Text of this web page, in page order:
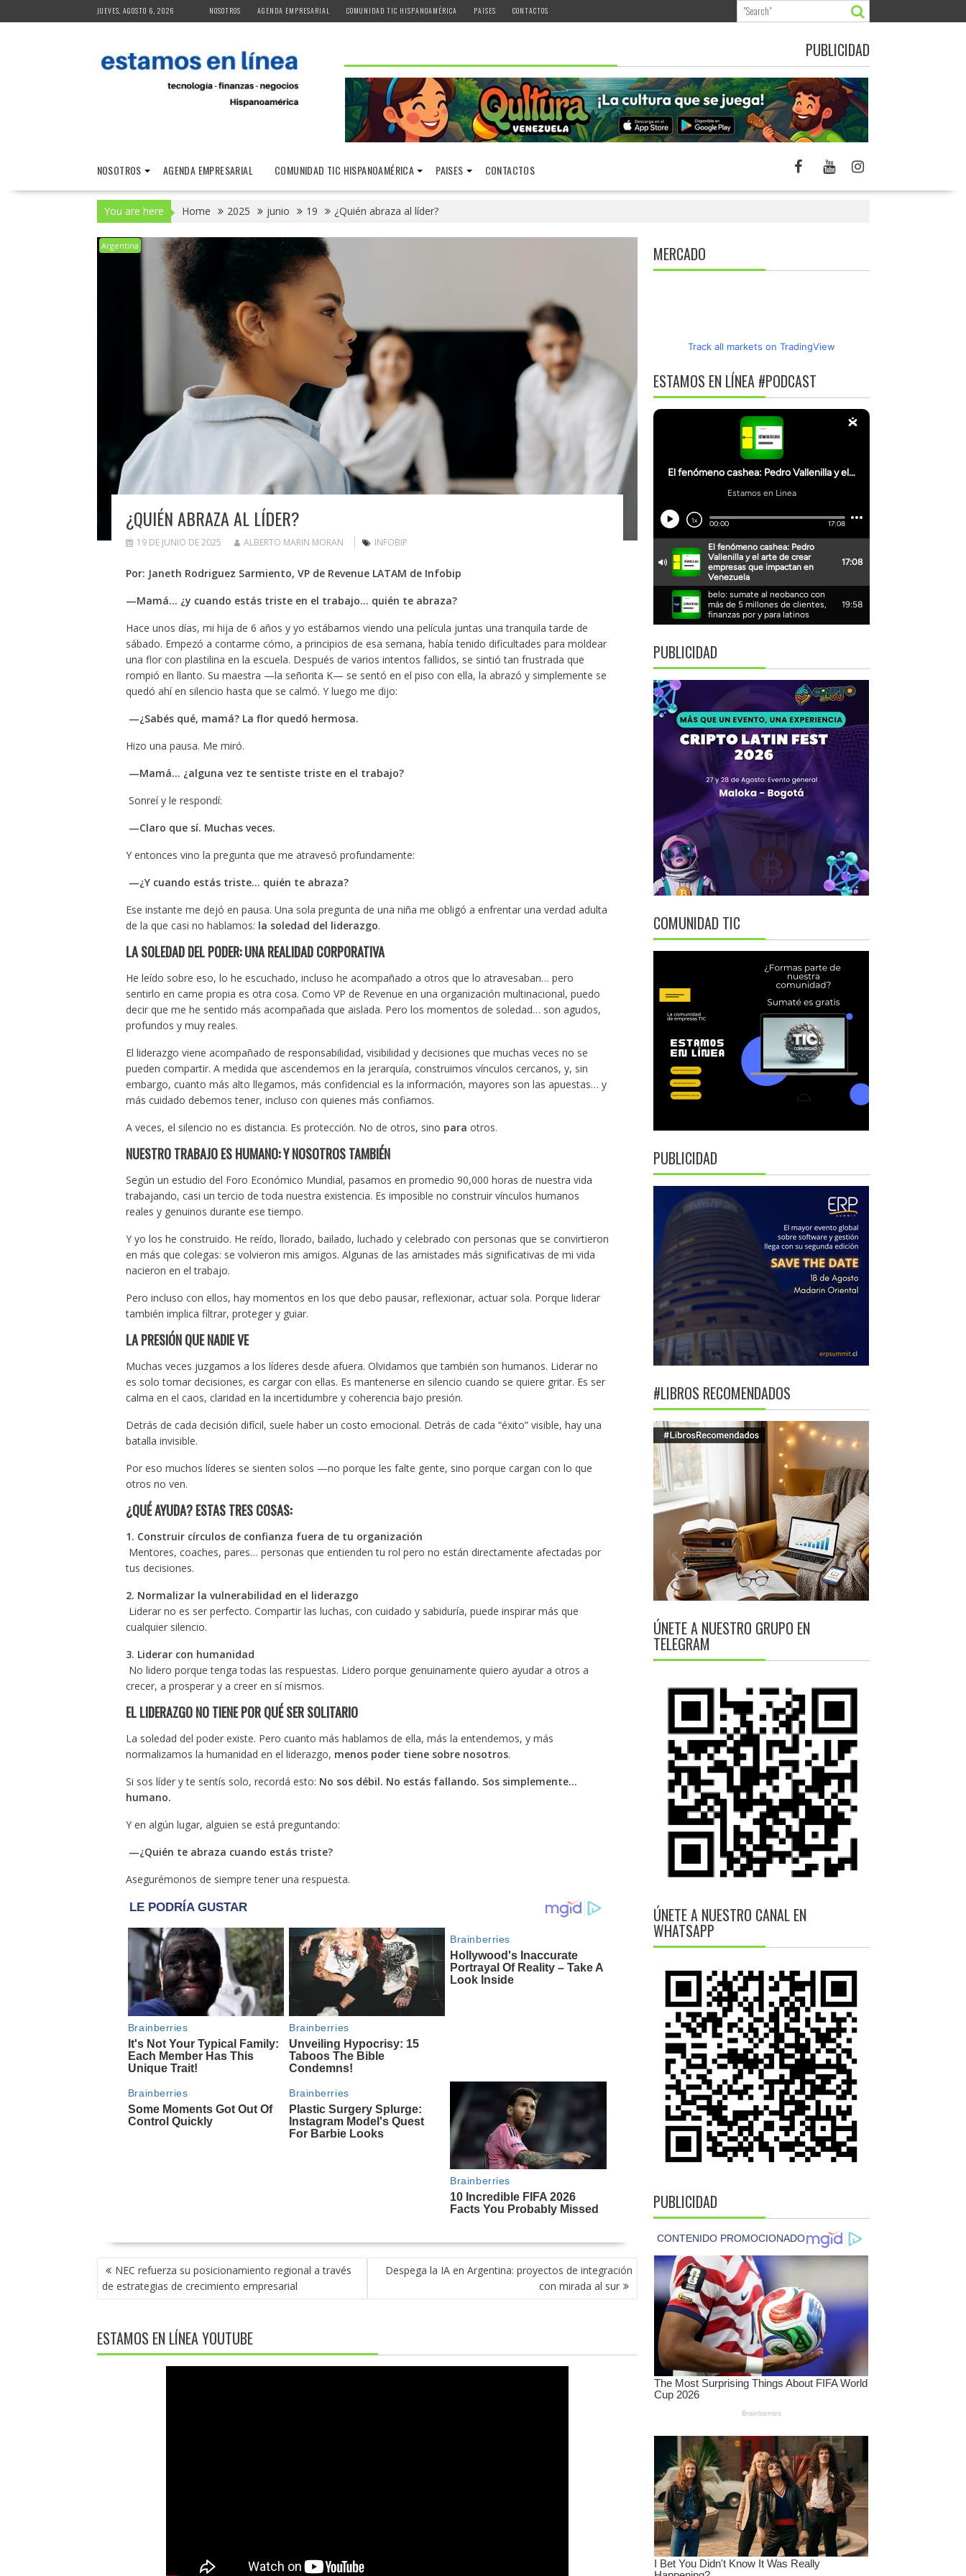
to
JUEVES, AGOSTO 6, 2026 NOSOTROS AGENDA EMPRESARIAL COMUNIDAD TIC HISPANOAMÉRICA PAISES CONTACTOS
PUBLICIDAD
NOSOTROS AGENDA EMPRESARIAL COMUNIDAD TIC HISPANOAMÉRICA PAISES CONTACTOS
You are here Home 2025 junio 19 ¿Quién abraza al líder?
Argentina
¿QUIÉN ABRAZA AL LÍDER?
19 DE JUNIO DE 2025 ALBERTO MARIN MORAN INFOBIP
Por: Janeth Rodriguez Sarmiento, VP de Revenue LATAM de Infobip
—Mamá… ¿y cuando estás triste en el trabajo… quién te abraza?
Hace unos días, mi hija de 6 años y yo estábamos viendo una película juntas una tranquila tarde de
sábado. Empezó a contarme cómo, a principios de esa semana, había tenido dificultades para moldear
una flor con plastilina en la escuela. Después de varios intentos fallidos, se sintió tan frustrada que
rompió en llanto. Su maestra —la señorita K— se sentó en el piso con ella, la abrazó y simplemente se
quedó ahí en silencio hasta que se calmó. Y luego me dijo:
—¿Sabés qué, mamá? La flor quedó hermosa.
Hizo una pausa. Me miró.
—Mamá… ¿alguna vez te sentiste triste en el trabajo?
Sonreí y le respondí:
—Claro que sí. Muchas veces.
Y entonces vino la pregunta que me atravesó profundamente:
—¿Y cuando estás triste… quién te abraza?
Ese instante me dejó en pausa. Una sola pregunta de una niña me obligó a enfrentar una verdad adulta
de la que casi no hablamos: la soledad del liderazgo.
LA SOLEDAD DEL PODER: UNA REALIDAD CORPORATIVA
He leído sobre eso, lo he escuchado, incluso he acompañado a otros que lo atravesaban… pero
sentirlo en carne propia es otra cosa. Como VP de Revenue en una organización multinacional, puedo
decir que me he sentido más acompañada que aislada. Pero los momentos de soledad… son agudos,
profundos y muy reales.
El liderazgo viene acompañado de responsabilidad, visibilidad y decisiones que muchas veces no se
pueden compartir. A medida que ascendemos en la jerarquía, construimos vínculos cercanos, y, sin
embargo, cuanto más alto llegamos, más confidencial es la información, mayores son las apuestas… y
más cuidado debemos tener, incluso con quienes más confiamos.
A veces, el silencio no es distancia. Es protección. No de otros, sino para otros.
NUESTRO TRABAJO ES HUMANO: Y NOSOTROS TAMBIÉN
Según un estudio del Foro Económico Mundial, pasamos en promedio 90,000 horas de nuestra vida
trabajando, casi un tercio de toda nuestra existencia. Es imposible no construir vínculos humanos
reales y genuinos durante ese tiempo.
Y yo los he construido. He reído, llorado, bailado, luchado y celebrado con personas que se convirtieron
en más que colegas: se volvieron mis amigos. Algunas de las amistades más significativas de mi vida
nacieron en el trabajo.
Pero incluso con ellos, hay momentos en los que debo pausar, reflexionar, actuar sola. Porque liderar
también implica filtrar, proteger y guiar.
LA PRESIÓN QUE NADIE VE
Muchas veces juzgamos a los líderes desde afuera. Olvidamos que también son humanos. Liderar no
es solo tomar decisiones, es cargar con ellas. Es mantenerse en silencio cuando se quiere gritar. Es ser
calma en el caos, claridad en la incertidumbre y coherencia bajo presión.
Detrás de cada decisión difícil, suele haber un costo emocional. Detrás de cada “éxito” visible, hay una
batalla invisible.
Por eso muchos líderes se sienten solos —no porque les falte gente, sino porque cargan con lo que
otros no ven.
¿QUÉ AYUDA? ESTAS TRES COSAS:
1. Construir círculos de confianza fuera de tu organización
Mentores, coaches, pares… personas que entienden tu rol pero no están directamente afectadas por
tus decisiones.
2. Normalizar la vulnerabilidad en el liderazgo
Liderar no es ser perfecto. Compartir las luchas, con cuidado y sabiduría, puede inspirar más que
cualquier silencio.
3. Liderar con humanidad
No lidero porque tenga todas las respuestas. Lidero porque genuinamente quiero ayudar a otros a
crecer, a prosperar y a creer en sí mismos.
EL LIDERAZGO NO TIENE POR QUÉ SER SOLITARIO
La soledad del poder existe. Pero cuanto más hablamos de ella, más la entendemos, y más
normalizamos la humanidad en el liderazgo, menos poder tiene sobre nosotros.
Si sos líder y te sentís solo, recordá esto: No sos débil. No estás fallando. Sos simplemente…
humano.
Y en algún lugar, alguien se está preguntando:
—¿Quién te abraza cuando estás triste?
Asegurémonos de siempre tener una respuesta.
NAVEGACIÓN
DE
ENTRADAS
NEC refuerza su posicionamiento regional a través
de estrategias de crecimiento empresarial
Despega la IA en Argentina: proyectos de integración
con mirada al sur
ESTAMOS EN LÍNEA YOUTUBE
MERCADO
Track all markets on TradingView
ESTAMOS EN LÍNEA #PODCAST
PUBLICIDAD
COMUNIDAD TIC
PUBLICIDAD
#LIBROS RECOMENDADOS
ÚNETE A NUESTRO GRUPO EN
TELEGRAM
ÚNETE A NUESTRO CANAL EN
WHATSAPP
PUBLICIDAD